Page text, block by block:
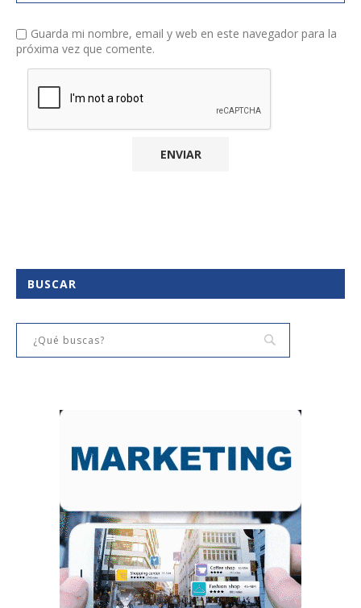
Guarda mi nombre, email y web en este navegador para la
próxima vez que comente.
BUSCAR